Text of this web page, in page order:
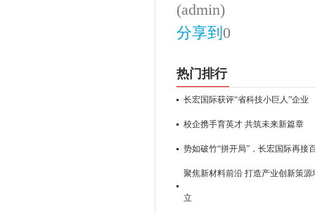
(admin)
分享到 0
热门排行
长宏国际获评“省科技小巨人”企业
校企携手育英才 共筑未来新篇章
势如破竹“拼开局”，长宏国际再接
聚焦新材料前沿 打造产业创新策
立